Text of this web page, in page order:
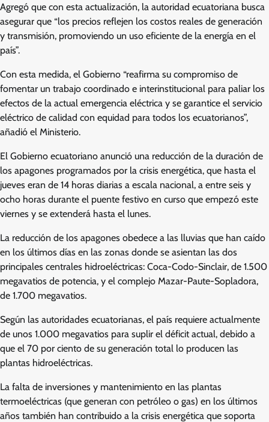
Agregó que con esta actualización, la autoridad ecuatoriana busca
asegurar que “los precios reflejen los costos reales de generación
y transmisión, promoviendo un uso eficiente de la energía en el
país”.
Con esta medida, el Gobierno “reafirma su compromiso de
fomentar un trabajo coordinado e interinstitucional para paliar los
efectos de la actual emergencia eléctrica y se garantice el servicio
eléctrico de calidad con equidad para todos los ecuatorianos”,
añadió el Ministerio.
El Gobierno ecuatoriano anunció una reducción de la duración de
los apagones programados por la crisis energética, que hasta el
jueves eran de 14 horas diarias a escala nacional, a entre seis y
ocho horas durante el puente festivo en curso que empezó este
viernes y se extenderá hasta el lunes.
La reducción de los apagones obedece a las lluvias que han caído
en los últimos días en las zonas donde se asientan las dos
principales centrales hidroeléctricas: Coca-Codo-Sinclair, de 1.500
megavatios de potencia, y el complejo Mazar-Paute-Sopladora,
de 1.700 megavatios.
Según las autoridades ecuatorianas, el país requiere actualmente
de unos 1.000 megavatios para suplir el déficit actual, debido a
que el 70 por ciento de su generación total lo producen las
plantas hidroeléctricas.
La falta de inversiones y mantenimiento en las plantas
termoeléctricas (que generan con petróleo o gas) en los últimos
años también han contribuido a la crisis energética que soporta